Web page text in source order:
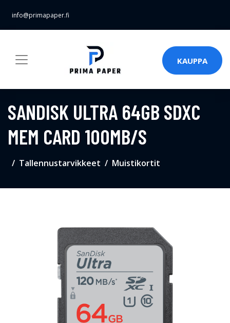
info@primapaper.fi
KAUPPA
SANDISK ULTRA 64GB SDXC
MEM CARD 100MB/S
Tallennustarvikkeet Muistikortit